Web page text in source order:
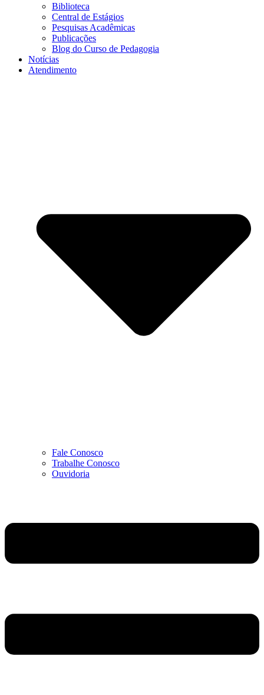
Biblioteca
Central de Estágios
Pesquisas Acadêmicas
Publicações
Blog do Curso de Pedagogia
Notícias
Atendimento
Fale Conosco
Trabalhe Conosco
Ouvidoria